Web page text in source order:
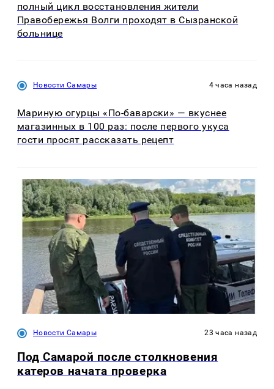
полный цикл восстановления жители
Правобережья Волги проходят в Сызранской
больнице
Новости Самары 4 часа назад
Мариную огурцы «По-баварски» — вкуснее
магазинных в 100 раз: после первого укуса
гости просят рассказать рецепт
Новости Самары 23 часа назад
Под Самарой после столкновения
катеров начата проверка